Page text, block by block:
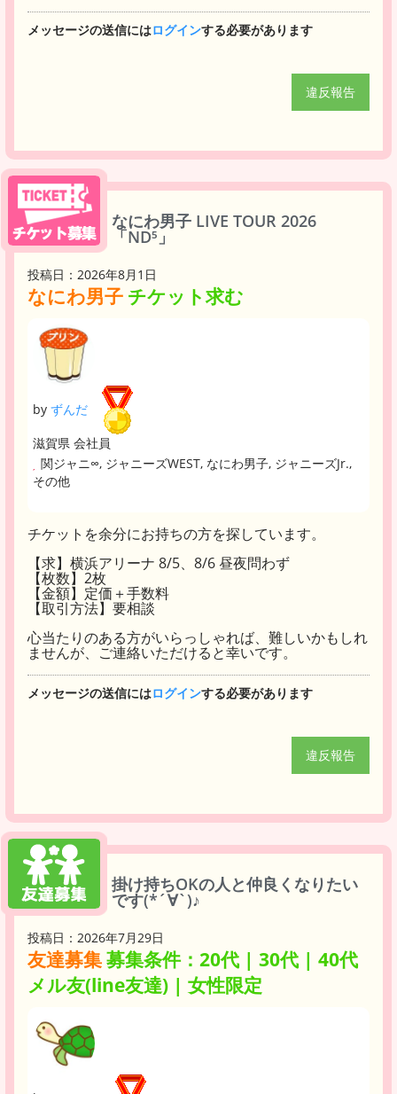
メッセージの送信にはログインする必要があります
違反報告
なにわ男子 LIVE TOUR 2026
「ND⁵」
投稿日：2026年8月1日
なにわ男子 チケット求む
by ずんだ
滋賀県 会社員
関ジャニ∞, ジャニーズWEST, なにわ男子, ジャニーズJr.,
その他
チケットを余分にお持ちの方を探しています。
【求】横浜アリーナ 8/5、8/6 昼夜問わず
【枚数】2枚
【金額】定価＋手数料
【取引方法】要相談
心当たりのある方がいらっしゃれば、難しいかもしれ
ませんが、ご連絡いただけると幸いです。
メッセージの送信にはログインする必要があります
違反報告
掛け持ちOKの人と仲良くなりたい
です(*´∀`)♪
投稿日：2026年7月29日
友達募集募集条件：20代 | 30代 | 40代
メル友(line友達) | 女性限定